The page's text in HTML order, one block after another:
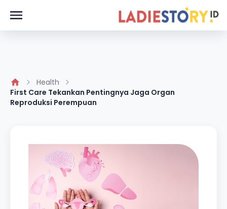
Health
First Care Tekankan Pentingnya Jaga Organ
Reproduksi Perempuan